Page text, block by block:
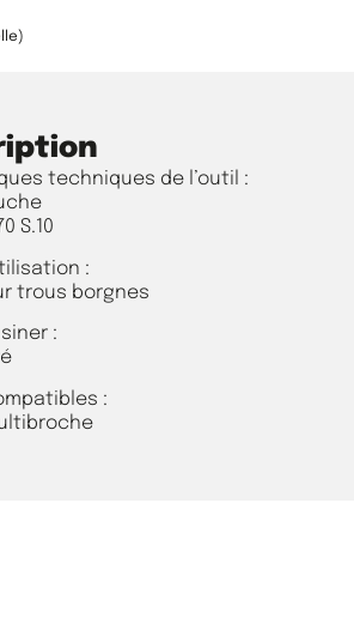
techniques de l’outil :
S.10
:
trous borgnes
:
: